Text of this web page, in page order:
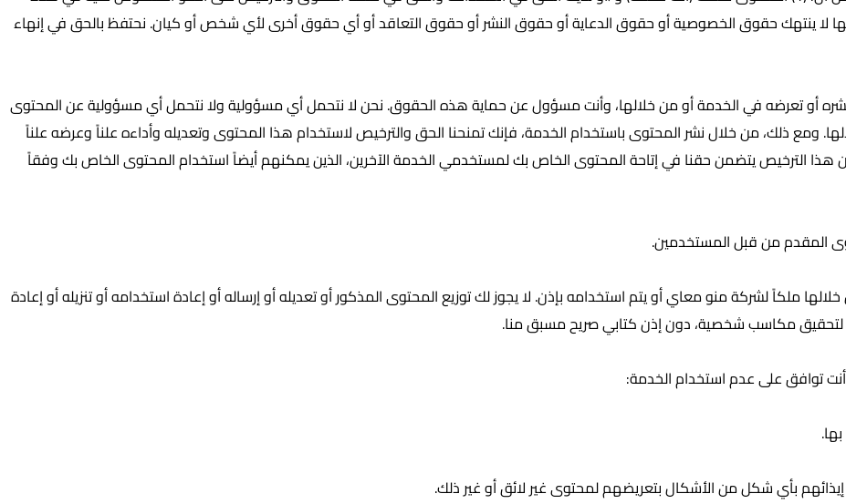
من خلالها لا ينتهك حقوق الخصوصية أو حقوق الدعاية أو حقوق النشر أو حقوق التعاقد أو أي حقوق أخرى لأي شخص أو كيان. نحتفظ بالحق في إنهاء
أو تعرضه في الخدمة أو من خلالها، وأنت مسؤول عن حماية هذه الحقوق. نحن لا نتحمل أي مسؤولية ولا نتحمل أي مسؤولية عن المحتوى
ومع ذلك، من خلال نشر المحتوى باستخدام الخدمة، فإنك تمنحنا الحق والترخيص لاستخدام هذا المحتوى وتعديله وأداءه علناً وعرضه علناً
هذا الترخيص يتضمن حقنا في إتاحة المحتوى الخاص بك لمستخدمي الخدمة الآخرين، الذين يمكنهم أيضاً استخدام المحتوى الخاص بك وفقاً
المقدم من قبل المستخدمين.
ملكاً لشركة منو معاي أو يتم استخدامه بإذن. لا يجوز لك توزيع المحتوى المذكور أو تعديله أو إرساله أو إعادة استخدامه أو تنزيله أو إعادة
أو لتحقيق مكاسب شخصية، دون إذن كتابي صريح مسبق منا.
أنت توافق على عدم استخدام الخدمة:
بأي شكل من الأشكال بتعريضهم لمحتوى غير لائق أو غير ذلك.